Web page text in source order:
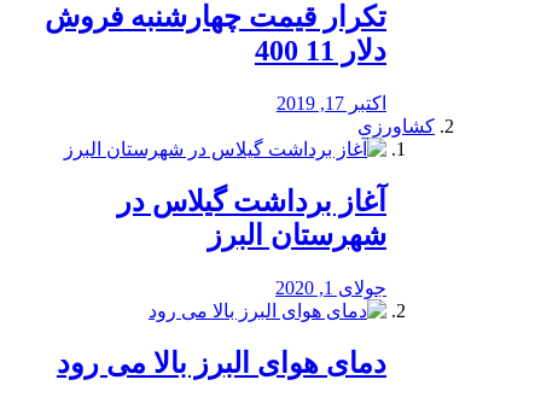
تکرار قیمت چهارشنبه فروش
دلار 11 400
اکتبر 17, 2019
کشاورزی
آغاز برداشت گیلاس در
شهرستان البرز
جولای 1, 2020
دمای هوای البرز بالا می رود